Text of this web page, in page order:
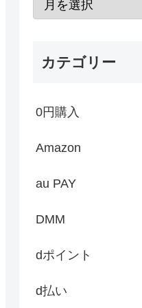
カテゴリー
0円購入
Amazon
au PAY
DMM
dポイント
d払い